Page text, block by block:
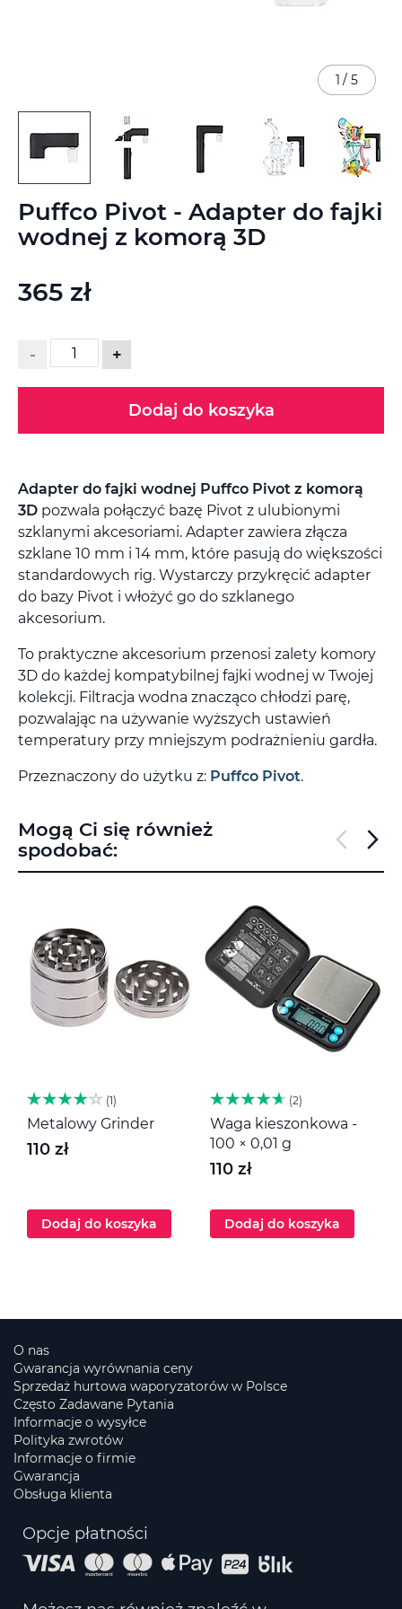
Puffco Pivot - Adapter do fajki
wodnej z komorą 3D
365 zł
- +
Dodaj do koszyka
Adapter do fajki wodnej Puffco Pivot z komorą
3D pozwala połączyć bazę Pivot z ulubionymi
szklanymi akcesoriami. Adapter zawiera złącza
szklane 10 mm i 14 mm, które pasują do większości
standardowych rig. Wystarczy przykręcić adapter
do bazy Pivot i włożyć go do szklanego
akcesorium.
To praktyczne akcesorium przenosi zalety komory
3D do każdej kompatybilnej fajki wodnej w Twojej
kolekcji. Filtracja wodna znacząco chłodzi parę,
pozwalając na używanie wyższych ustawień
temperatury przy mniejszym podrażnieniu gardła.
Przeznaczony do użytku z: Puffco Pivot.
1 / 5
na
początek
galerii
Mogą Ci się również
spodobać:
1
Metalowy Grinder
110 zł
Dodaj do koszyka
2
Waga kieszonkowa -
100 × 0,01 g
110 zł
Dodaj do koszyka
O nas
Gwarancja wyrównania ceny
Sprzedaż hurtowa waporyzatorów w Polsce
Często Zadawane Pytania
Informacje o wysyłce
Polityka zwrotów
Informacje o firmie
Gwarancja
Obsługa klienta
Opcje płatności